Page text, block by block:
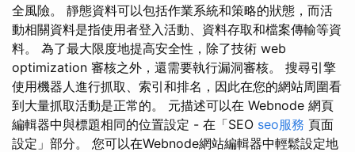
全風險。 靜態資料可以包括作業系統和策略的狀態，而活
動相關資料是指使用者登入活動、資料存取和檔案傳輸等資
料。 為了最大限度地提高安全性，除了技術 web
optimization 審核之外，還需要執行漏洞審核。 搜尋引擎
使用機器人進行抓取、索引和排名，因此在您的網站周圍看
到大量抓取活動是正常的。 元描述可以在 Webnode 網頁
編輯器中與標題相同的位置設定 - 在「SEO seo服務 頁面
設定」部分。 您可以在Webnode網站編輯器中輕鬆設定地